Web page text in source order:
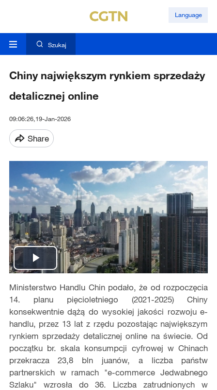
Language
Szukaj
Chiny największym rynkiem sprzedaży
detalicznej online
09:06:26,19-Jan-2026
Share
Play
Video
Ministerstwo Handlu Chin podało, że od rozpoczęcia
14. planu pięcioletniego (2021-2025) Chiny
konsekwentnie dążą do wysokiej jakości rozwoju e-
handlu, przez 13 lat z rzędu pozostając największym
rynkiem sprzedaży detalicznej online na świecie. Od
początku br. skala konsumpcji cyfrowej w Chinach
przekracza 23,8 bln juanów, a liczba państw
partnerskich w ramach "e-commerce Jedwabnego
Szlaku" wzrosła do 36. Liczba zatrudnionych w